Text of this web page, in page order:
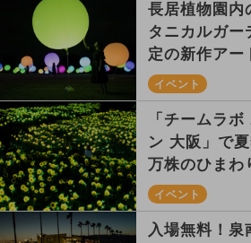
長居植物園内
タニカルガー
定の新作アー
イベント
「チームラ
ン 大阪」で
万株のひまわ
イベント
入場無料！泉